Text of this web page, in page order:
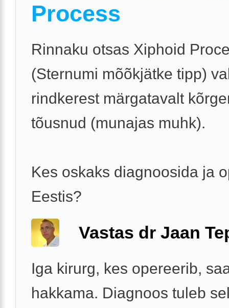
Process
Rinnaku otsas Xiphoid
(Sternumi mõõkjätke tipp)
rindkerest märgatavalt
tõusnud (munajas muhk).
Kes oskaks diagnoosida ja
Eestis?
Vastas dr Jaan
Iga kirurg, kes opereerib,
hakkama. Diagnoos tuleb